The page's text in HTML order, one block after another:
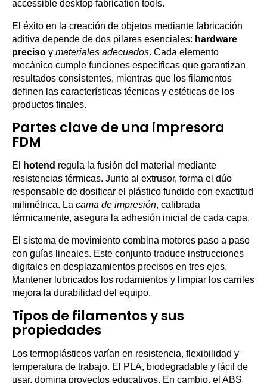
El éxito en la creación de objetos mediante fabricación
aditiva depende de dos pilares esenciales: hardware
preciso y materiales adecuados. Cada elemento
mecánico cumple funciones específicas que garantizan
resultados consistentes, mientras que los filamentos
definen las características técnicas y estéticas de los
productos finales.
Partes clave de una impresora
FDM
El hotend regula la fusión del material mediante
resistencias térmicas. Junto al extrusor, forma el dúo
responsable de dosificar el plástico fundido con exactitud
milimétrica. La cama de impresión, calibrada
térmicamente, asegura la adhesión inicial de cada capa.
El sistema de movimiento combina motores paso a paso
con guías lineales. Este conjunto traduce instrucciones
digitales en desplazamientos precisos en tres ejes.
Mantener lubricados los rodamientos y limpiar los carriles
mejora la durabilidad del equipo.
Tipos de filamentos y sus
propiedades
Los termoplásticos varían en resistencia, flexibilidad y
temperatura de trabajo. El PLA, biodegradable y fácil de
usar, domina proyectos educativos. En cambio, el ABS